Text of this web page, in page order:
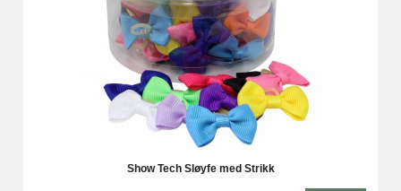
Show Tech Sløyfe med Strikk